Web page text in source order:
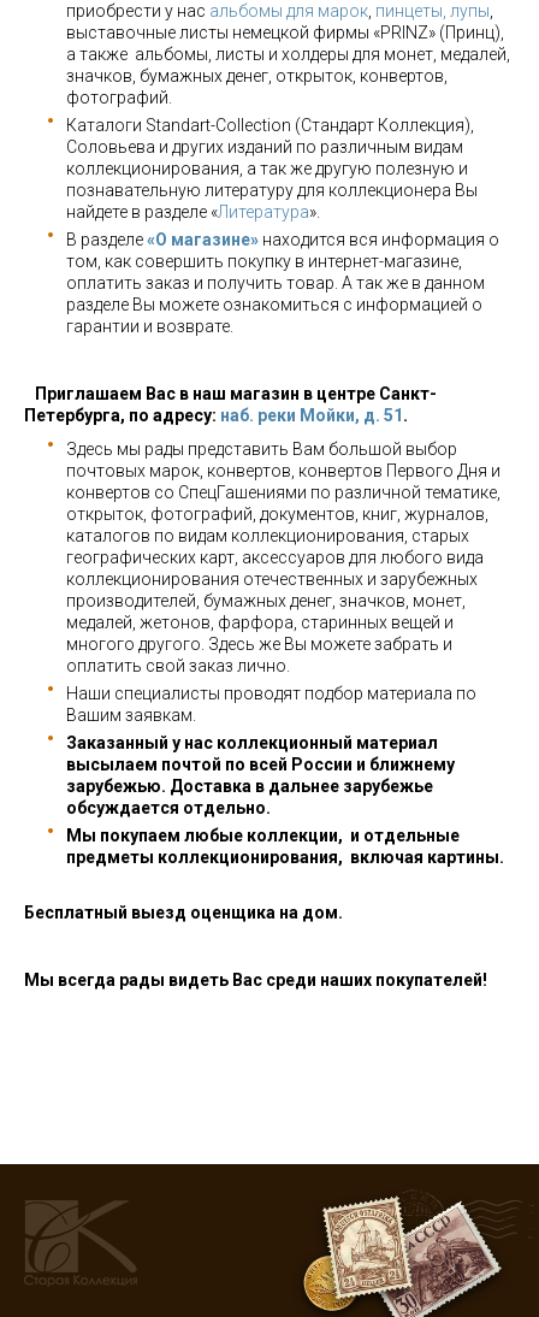
приобрести у нас альбомы для марок пинцеты, лупы
выставочные листы немецкой фирмы «PRINZ» (Принц),
а также альбомы, листы и холдеры для монет, медалей,
значков, бумажных денег, открыток, конвертов,
фотографий.
Каталоги Standart-Collection (Стандарт Коллекция),
Соловьева и других изданий по различным видам
коллекционирования, а так же другую полезную и
познавательную литературу для коллекционера Вы
найдете в разделе «Литература».
В разделе«О магазине» находится вся информация о
том, как совершить покупку в интернет-магазине,
оплатить заказ и получить товар. А так же в данном
разделе Вы можете ознакомиться с информацией о
гарантии и возврате.
Приглашаем Вас в наш магазин в центре Санкт-
Петербурга, по адресу: наб. реки Мойки, д. 51 .
Здесь мы рады представить Вам большой выбор
почтовых марок, конвертов, конвертов Первого Дня и
конвертов со СпецГашениями по различной тематике,
открыток, фотографий, документов, книг, журналов,
каталогов по видам коллекционирования, старых
географических карт, аксессуаров для любого вида
коллекционирования отечественных и зарубежных
производителей, бумажных денег, значков, монет,
медалей, жетонов, фарфора, старинных вещей и
многого другого. Здесь же Вы можете забрать и
оплатить свой заказ лично.
Наши специалисты проводят подбор материала по
Вашим заявкам.
Заказанный у нас коллекционный материал
высылаем почтой по всей России и ближнему
зарубежью. Доставка в дальнее зарубежье
обсуждается отдельно.
Мы покупаем любые коллекции, и отдельные
предметы коллекционирования, включая картины.
Бесплатный выезд оценщика на дом.
Мы всегда рады видеть Вас среди наших покупателей!